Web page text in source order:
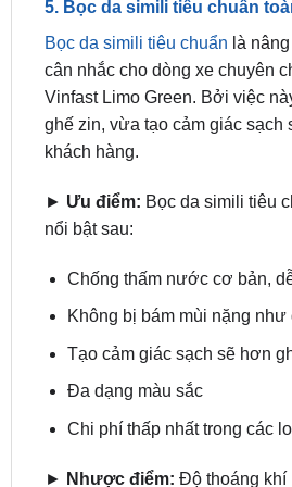
cân nhắc cho dòng xe chuyên
Vinfast Limo Green. Bởi việc
ghế zin, vừa tạo cảm giác sạch
khách hàng.
►Ưu điểm:
Chống thấm nước cơ bản, dễ
Nhược điểm:Độ thoáng khí
► Giá bán:4.500.000 VNĐ